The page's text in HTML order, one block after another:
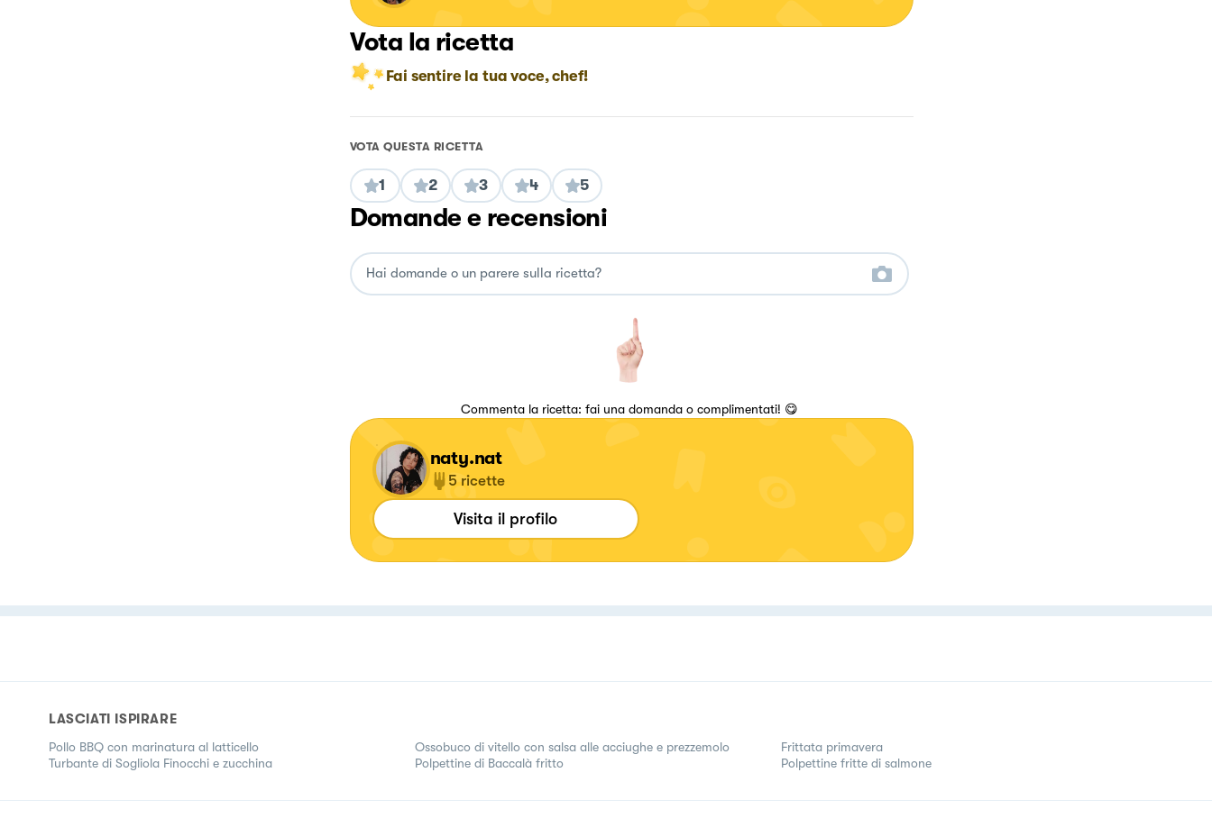
Vota la ricetta
Fai sentire la tua voce, chef!
VOTA QUESTA RICETTA
1 2 3 4 5
Domande e recensioni
Commenta la ricetta: fai una domanda o complimentati! 😋
naty.nat
5 ricette
Visita il profilo
LASCIATI ISPIRARE
Pollo BBQ con marinatura al latticello
Turbante di Sogliola Finocchi e zucchina
Ossobuco di vitello con salsa alle acciughe e prezzemolo
Polpettine di Baccalà fritto
Frittata primavera
Polpettine fritte di salmone